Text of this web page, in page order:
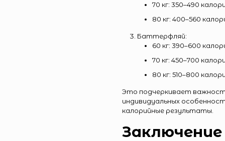
70 кг: 350–490
80 кг: 400–560
Баттерфляй:
60 кг: 390–600
70 кг: 450–700
80 кг: 510–800
Это подчеркивает
индивидуальных
калорийные результаты.
Заключение